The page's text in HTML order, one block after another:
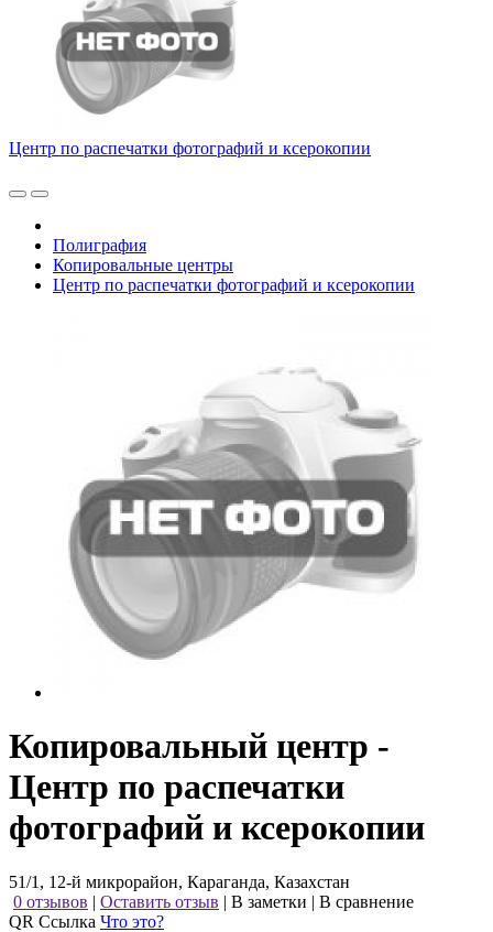
Центр по распечатки фотографий и ксерокопии
Полиграфия
Копировальные центры
Центр по распечатки фотографий и ксерокопии
Копировальный центр -
Центр по распечатки
фотографий и ксерокопии
51/1, 12-й микрорайон, Караганда, Казахстан
0 отзывов | Оставить отзыв | В заметки | В сравнение
QR Ссылка Что это?